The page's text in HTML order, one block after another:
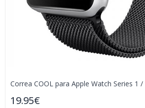
Correa COOL para Apple Watch Series 1 /
19.95€